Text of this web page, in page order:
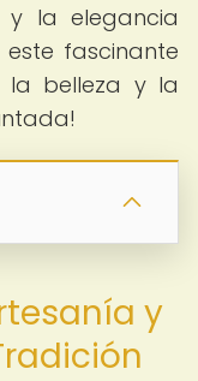
la elegancia
este fascinante
belleza y la
y